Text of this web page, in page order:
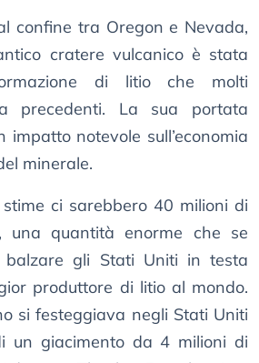
confine tra Oregon e Nevada,
cratere vulcanico è stata
di litio che molti
precedenti. La sua portata
impatto notevole sull’economia
minerale.
ci sarebbero 40 milioni di
una quantità enorme che se
balzare gli Stati Uniti in testa
produttore di litio al mondo.
si festeggiava negli Stati Uniti
un giacimento da 4 milioni di